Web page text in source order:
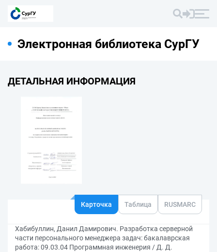
Электронная библиотека СурГУ
ДЕТАЛЬНАЯ ИНФОРМАЦИЯ
Карточка Таблица RUSMARC
Хабибуллин, Данил Дамирович. Разработка серверной
части персонального менеджера задач: бакалаврская
работа: 09.03.04 Программная инженерия / Д. Д.